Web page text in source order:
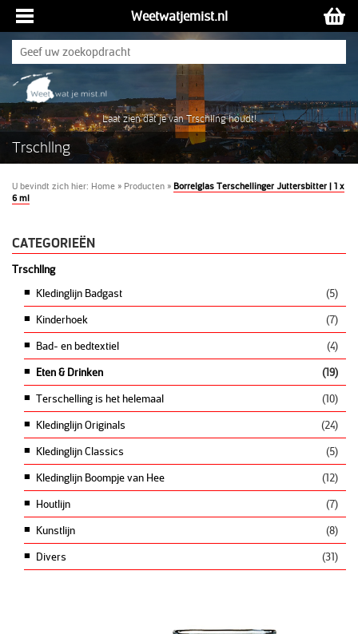
Weetwatjemist.nl
Laat zien dat je van Trschllng houdt!
Trschllng
U bevindt zich hier: Home » Producten » Borrelglas Terschellinger Juttersbitter | 1 x
6 ml
CATEGORIEËN
Trschllng
Kledinglijn Badgast
(5)
Kinderhoek
(7)
Bad- en bedtextiel
(4)
Eten & Drinken
(19)
Terschelling is het helemaal
(10)
Kledinglijn Originals
(24)
Kledinglijn Classics
(5)
Kledinglijn Boompje van Hee
(12)
Houtlijn
(7)
Kunstlijn
(8)
Divers
(31)